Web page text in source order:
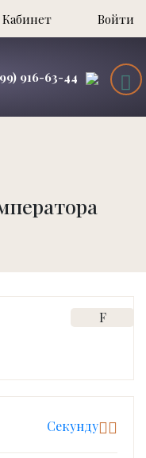
Кабинет Войти
916-63-44
F
Cекунду